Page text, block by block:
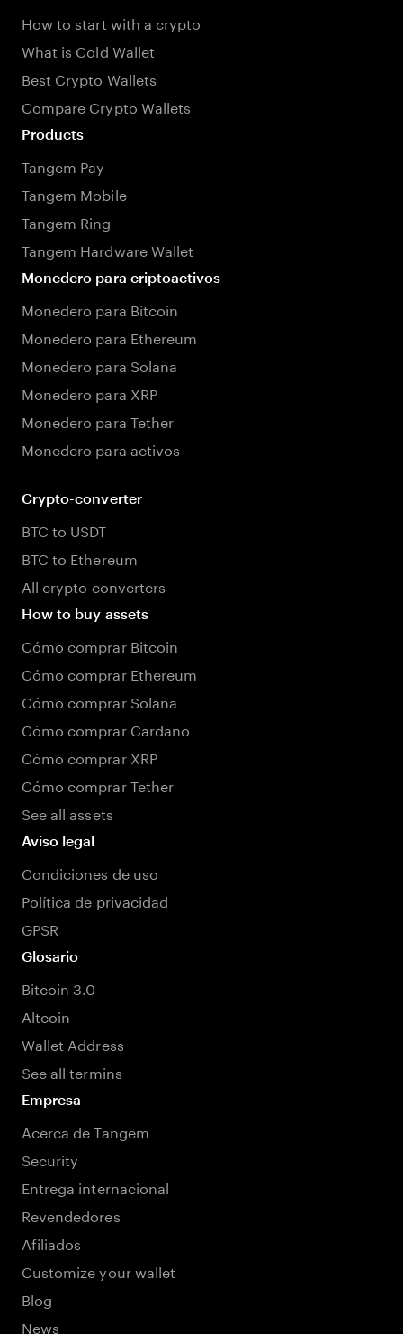
How to start with a crypto
What is Cold Wallet
Best Crypto Wallets
Compare Crypto Wallets
Products
Tangem Pay
Tangem Mobile
Tangem Ring
Tangem Hardware Wallet
Monedero para criptoactivos
Monedero para Bitcoin
Monedero para Ethereum
Monedero para Solana
Monedero para XRP
Monedero para Tether
Monedero para activos
Crypto-converter
BTC to USDT
BTC to Ethereum
All crypto converters
How to buy assets
Cómo comprar Bitcoin
Cómo comprar Ethereum
Cómo comprar Solana
Cómo comprar Cardano
Cómo comprar XRP
Cómo comprar Tether
See all assets
Aviso legal
Condiciones de uso
Política de privacidad
GPSR
Glosario
Bitcoin 3.0
Altcoin
Wallet Address
See all termins
Empresa
Acerca de Tangem
Security
Entrega internacional
Revendedores
Afiliados
Customize your wallet
Blog
News